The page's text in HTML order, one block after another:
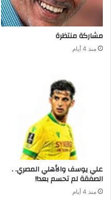
مشاركة‭ ‬منتظرة
منذ 4 أيام
علي‭ ‬يوسف‭ ‬والأهلي‭ ‬المصري‭ . .
‬الصفقة‭ ‬لم‭ ‬تحسم‭ ‬بعد‭ !!‬
منذ 4 أيام